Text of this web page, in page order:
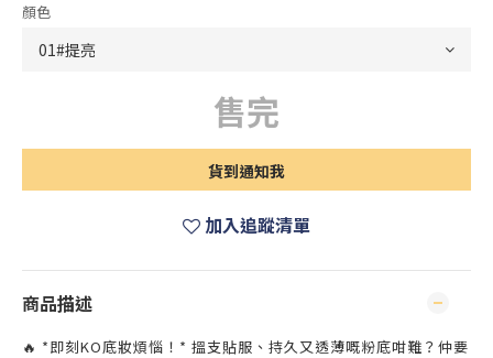
顏色
售完
貨到通知我
加入追蹤清單
商品描述
🔥 *即刻KO底妝煩惱！* 搵支貼服、持久又透薄嘅粉底咁難？仲要